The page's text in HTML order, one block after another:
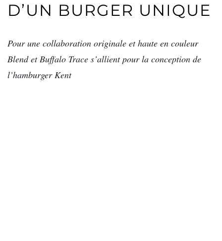
D’UN BURGER UNIQUE
Pour une collaboration originale et haute en couleur
Blend et Buffalo Trace s’allient pour la conception de
l’hamburger Kent